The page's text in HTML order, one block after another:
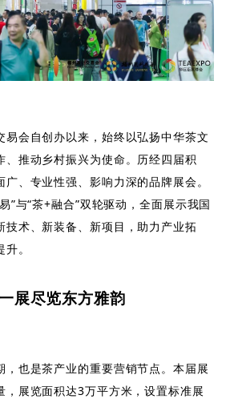
易会自创办以来，始终以弘扬中华茶文
、推动乡村振兴为使命。历经四届积
、专业性强、影响力深的品牌展会。
”与“茶+融合”双轮驱动，全面展示我国
技术、新装备、新项目，助力产业拓
。
展尽览东方雅韵
，也是茶产业的重要营销节点。本届展
，展览面积达3万平方米，设置标准展